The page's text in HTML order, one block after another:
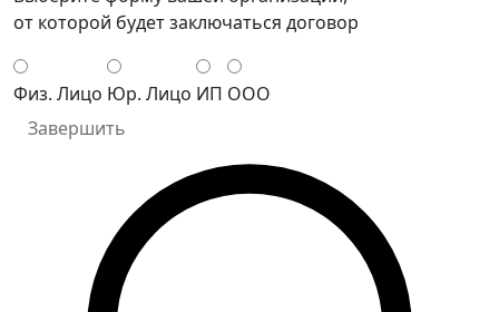
от которой будет заключаться договор
Физ. Лицо Юр. Лицо ИП ООО
Завершить